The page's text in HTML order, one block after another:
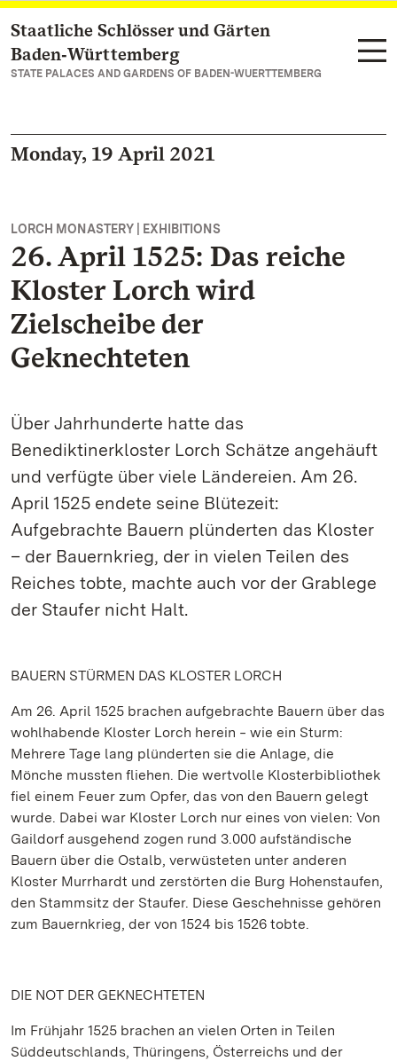
Navigate to main page
Staatliche Schlösser und Gärten
Baden‑Württemberg
STATE PALACES AND GARDENS OF BADEN-WUERTTEMBERG
Monday, 19 April 2021
LORCH MONASTERY | EXHIBITIONS
26. April 1525: Das reiche
Kloster Lorch wird
Zielscheibe der
Geknechteten
Über Jahrhunderte hatte das
Benediktinerkloster Lorch Schätze angehäuft
und verfügte über viele Ländereien. Am 26.
April 1525 endete seine Blütezeit:
Aufgebrachte Bauern plünderten das Kloster
– der Bauernkrieg, der in vielen Teilen des
Reiches tobte, machte auch vor der Grablege
der Staufer nicht Halt.
BAUERN STÜRMEN DAS KLOSTER LORCH
Am 26. April 1525 brachen aufgebrachte Bauern über das
wohlhabende Kloster Lorch herein ‒ wie ein Sturm:
Mehrere Tage lang plünderten sie die Anlage, die
Mönche mussten fliehen. Die wertvolle Klosterbibliothek
fiel einem Feuer zum Opfer, das von den Bauern gelegt
wurde. Dabei war Kloster Lorch nur eines von vielen: Von
Gaildorf ausgehend zogen rund 3.000 aufständische
Bauern über die Ostalb, verwüsteten unter anderen
Kloster Murrhardt und zerstörten die Burg Hohenstaufen,
den Stammsitz der Staufer. Diese Geschehnisse gehören
zum Bauernkrieg, der von 1524 bis 1526 tobte.
DIE NOT DER GEKNECHTETEN
Im Frühjahr 1525 brachen an vielen Orten in Teilen
Süddeutschlands, Thüringens, Österreichs und der